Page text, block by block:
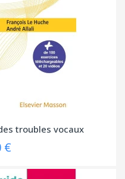
troubles vocaux
€